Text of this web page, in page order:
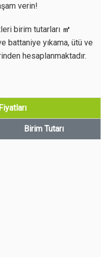
verin!
birim tutarları ㎡
battaniye yıkama, ütü ve
hesaplanmaktadır.
Birim Tutarı